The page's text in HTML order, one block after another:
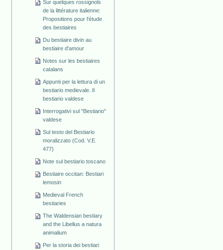
Sur quelques rossignols
de la littérature italienne:
Propositions pour l'étude
des bestiaires
Du bestiaire divin au
bestiaire d'amour
Notes sur les bestiaires
catalans
Appunti per la lettura di un
bestiario medievale. Il
bestiario valdese
Interrogativi sul "Bestiario"
valdese
Sul testo del Bestiario
moralizzato (Cod. V.E.
477)
Note sul bestiario toscano
Bestiaire occitan: Bestiari
lemosin
Medieval French
bestiaries
The Waldensian bestiary
and the Libellus a natura
animalium
Per la storia dei bestiari